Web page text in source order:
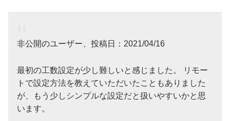
非公開のユーザー、投稿日：2021/04/16
最初の工数設定が少し難しいと感じました。 リモー
トで設定方法を教えていただいたこともありました
が、もう少しシンプルな設定だと扱いやすいかと思
います。